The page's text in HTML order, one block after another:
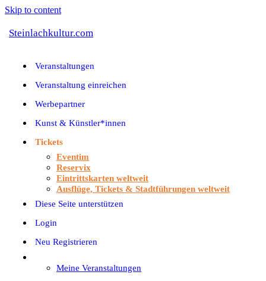
Skip to content
Steinlachkultur.com
Veranstaltungen
Veranstaltung einreichen
Werbepartner
Kunst & Künstler*innen
Tickets
Eventim
Reservix
Eintrittskarten weltweit
Ausflüge, Tickets & Stadtführungen weltweit
Diese Seite unterstützen
Login
Neu Registrieren
Meine Veranstaltungen